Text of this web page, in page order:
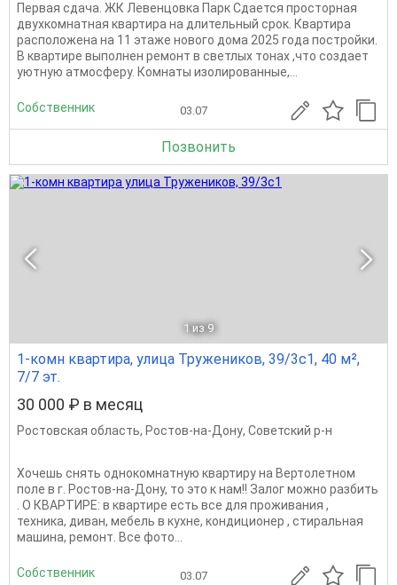
Первая сдача. ЖК Левенцовка Парк Сдается просторная
двухкомнатная квартира на длительный срок. Квартира
расположена на 11 этаже нового дома 2025 года постройки.
В квартире выполнен ремонт в светлых тонах ,что создает
уютную атмосферу. Комнаты изолированные,...
Собственник 03.07
Позвонить
1 из 9
1-комн квартира, улица Тружеников, 39/3с1, 40 м²,
7/7 эт.
30 000 ₽ в месяц
Ростовская область, Ростов-на-Дону, Советский р-н
Хочешь снять однокомнатную квартиру на Вертолетном
поле в г. Ростов-на-Дону, то это к нам!! Залог можно разбить
. О КВАРТИРЕ: в квартире есть все для проживания ,
техника, диван, мебель в кухне, кондиционер , стиральная
машина, ремонт. Все фото...
Собственник 03.07